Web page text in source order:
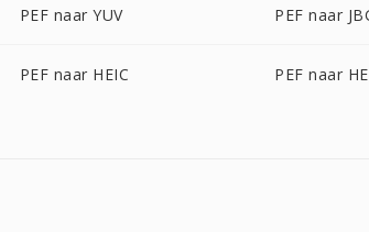
PEF naar YUV PEF naar
PEF naar HEIC PEF naar